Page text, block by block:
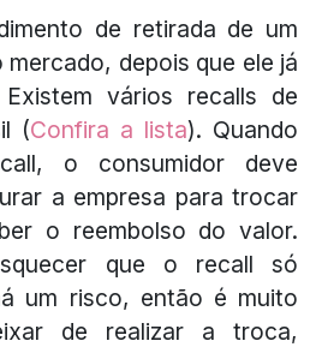
de retirada de um
depois que ele já
vários recalls de
(Confira a lista). Quando
o consumidor deve
a empresa para trocar
o reembolso do valor.
que o recall só
um risco, então é muito
de realizar a troca,